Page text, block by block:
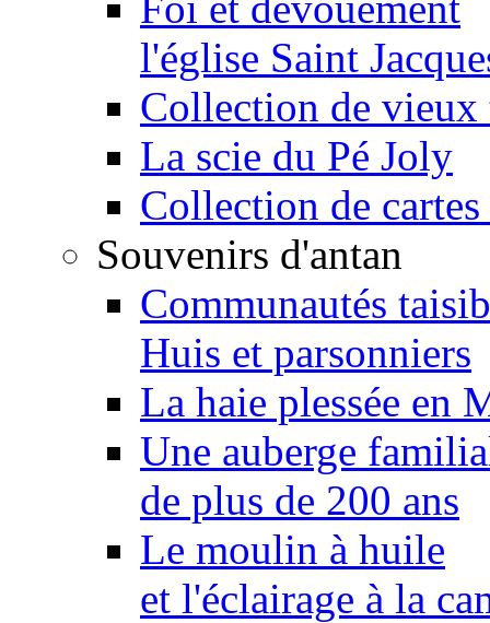
l'église Saint
Collection de vieux
La scie du Pé Joly
Collection de cartes
Souvenirs d'antan
Communautés
Huis et parsonniers
La haie plessée en
Une auberge
de plus de 200 ans
Le moulin à huile
et l'éclairage à la